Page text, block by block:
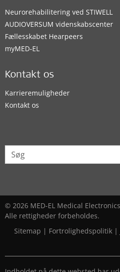
Neurorehabilitering ved STIWELL
AUDIOVERSUM videnskabscenter
Fællesskabet Hearpeers
myMED‑EL
Kontakt os
Karrieremuligheder
Kontakt os
© 2026 MED-EL Medical
Alle rettigheder forbeholdes.
Sitemap | Fortrolighedspolitik |